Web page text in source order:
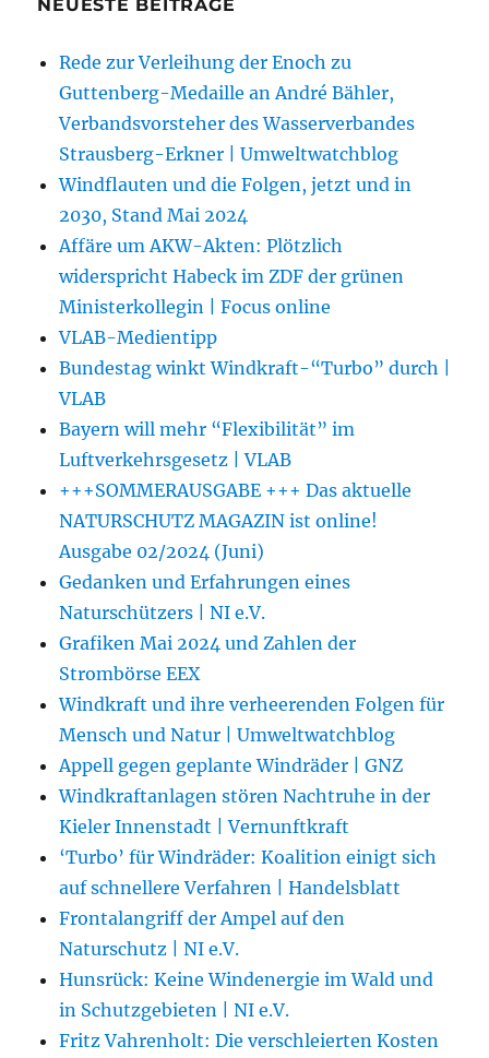
NEUESTE BEITRÄGE
Rede zur Verleihung der Enoch zu
Guttenberg-Medaille an André Bähler,
Verbandsvorsteher des Wasserverbandes
Strausberg-Erkner | Umweltwatchblog
Windflauten und die Folgen, jetzt und in
2030, Stand Mai 2024
Affäre um AKW-Akten: Plötzlich
widerspricht Habeck im ZDF der grünen
Ministerkollegin | Focus online
VLAB-Medientipp
Bundestag winkt Windkraft-“Turbo” durch |
VLAB
Bayern will mehr “Flexibilität” im
Luftverkehrsgesetz | VLAB
+++SOMMERAUSGABE +++ Das aktuelle
NATURSCHUTZ MAGAZIN ist online!
Ausgabe 02/2024 (Juni)
Gedanken und Erfahrungen eines
Naturschützers | NI e.V.
Grafiken Mai 2024 und Zahlen der
Strombörse EEX
Windkraft und ihre verheerenden Folgen für
Mensch und Natur | Umweltwatchblog
Appell gegen geplante Windräder | GNZ
Windkraftanlagen stören Nachtruhe in der
Kieler Innenstadt | Vernunftkraft
‘Turbo’ für Windräder: Koalition einigt sich
auf schnellere Verfahren | Handelsblatt
Frontalangriff der Ampel auf den
Naturschutz | NI e.V.
Hunsrück: Keine Windenergie im Wald und
in Schutzgebieten | NI e.V.
Fritz Vahrenholt: Die verschleierten Kosten